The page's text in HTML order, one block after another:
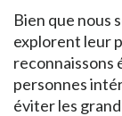
Bien que nous
explorent leur
reconnaissons
personnes
éviter les